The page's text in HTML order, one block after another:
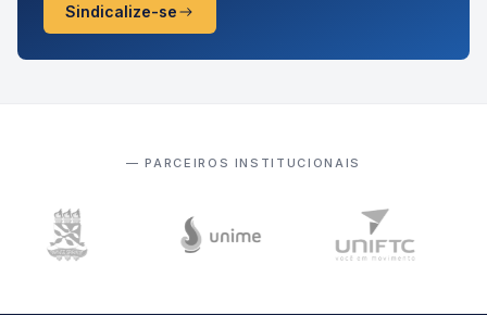
Sindicalize-se
— PARCEIROS INSTITUCIONAIS